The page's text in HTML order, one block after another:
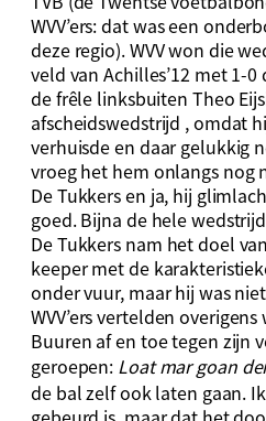
WVV’ers: dat was een
deze regio). WVV won die
veld van Achilles’12 met 1-
de frêle linksbuiten Theo
afscheidswedstrijd , omdat
verhuisde en daar gelukkig
vroeg het hem onlangs nog
De Tukkers en ja, hij
goed. Bijna de hele
De Tukkers nam het doel
keeper met de
onder vuur, maar hij was
WVV’ers vertelden
Buuren af en toe tegen zijn
geroepen: Loat mar goan
de bal zelf ook laten gaan.